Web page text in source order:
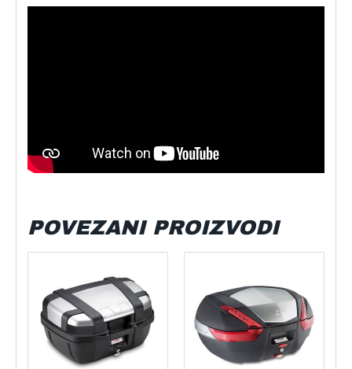
POVEZANI PROIZVODI